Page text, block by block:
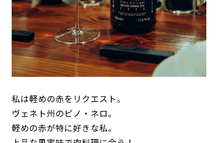
私は軽めの赤をリクエスト。
ヴェネト州のピノ・ネロ。
軽めの赤が特に好きな私。